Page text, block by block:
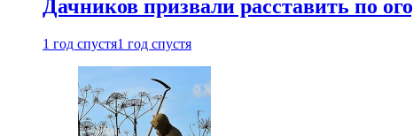
Дачников призвали расставить по
1 год спустя1 год спустя